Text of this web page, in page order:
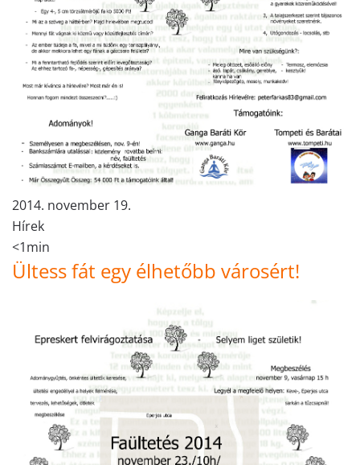
2014. november 19.
Hírek
<1min
Ültess fát egy élhetőbb városért!